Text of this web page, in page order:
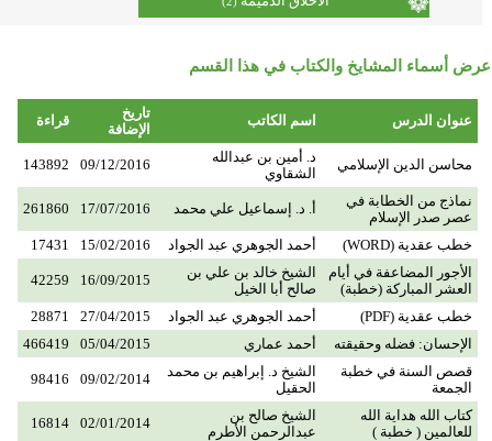
عرض أسماء المشايخ والكتاب في هذا القسم
عنوان الدرس اسم الكاتب
تاريخ
الإضافة
قراءة
محاسن الدين الإسلامي
د. أمين بن عبدالله
الشقاوي
09/12/2016
143892
نماذج من الخطابة في
عصر صدر الإسلام
أ. د. إسماعيل علي محمد 17/07/2016
261860
خطب عقدية (WORD) أحمد الجوهري عبد الجواد 15/02/2016
17431
الأجور المضاعفة في أيام
العشر المباركة (خطبة)
الشيخ خالد بن علي بن
صالح أبا الخيل
16/09/2015
42259
خطب عقدية (PDF) أحمد الجوهري عبد الجواد 27/04/2015
28871
الإحسان: فضله وحقيقته
أحمد عماري 05/04/2015
466419
قصص السنة في خطبة
الجمعة
الشيخ د. إبراهيم بن محمد
الحقيل
09/02/2014
98416
كتاب الله هداية الله
للعالمين ( خطبة )
الشيخ صالح بن
عبدالرحمن الأطرم
02/01/2014
16814